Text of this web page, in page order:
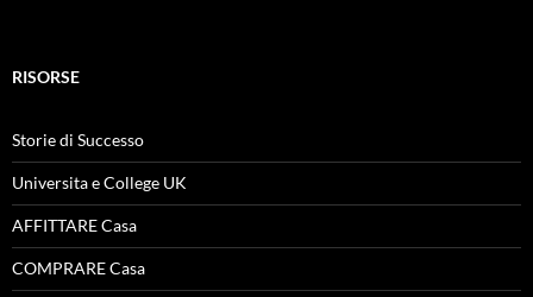
RISORSE
Storie di Successo
Universita e College UK
AFFITTARE Casa
COMPRARE Casa